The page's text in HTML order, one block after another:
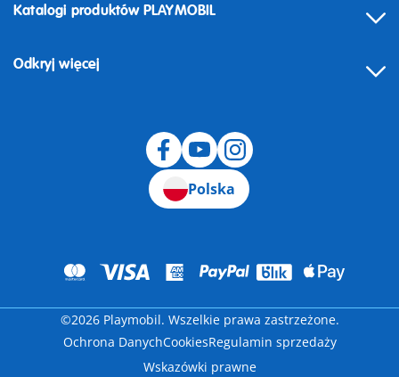
Odstąpienie od umowy
Katalogi produktów PLAYMOBIL
Odkryj więcej
Polska
©2026 Playmobil. Wszelkie prawa zastrzeżone.
Ochrona DanychCookiesRegulamin sprzedaży
Wskazówki prawne